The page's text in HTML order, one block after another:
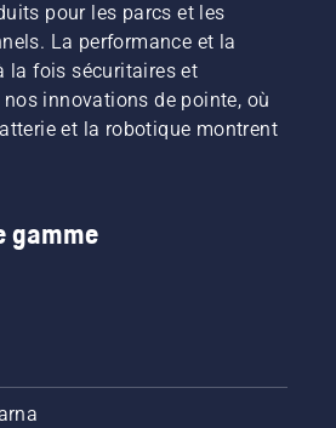
pour les parcs et les
La performance et la
la fois sécuritaires et
innovations de pointe, où
et la robotique montrent
gamme